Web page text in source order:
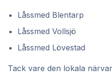
Låssmed Blentarp
Låssmed Vollsjö
Låssmed Lövestad
Tack vare den lokala